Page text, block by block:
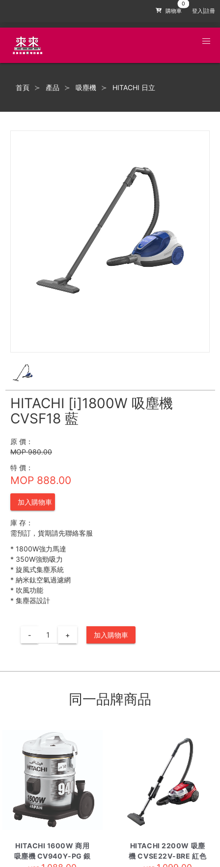
購物車 登入|註冊
首頁 產品 吸塵機 HITACHI 日立
HITACHI [i]1800W 吸塵機
CVSF18 藍
原 價：
MOP 980.00
特 價：
MOP 888.00
加入購物車
庫 存：
需預訂，貨期請先聯絡客服
* 1800W強力馬達
* 350W強勁吸力
* 旋風式集塵系統
* 納米鈦空氣過濾網
* 吹風功能
* 集塵器設計
- + 加入購物車
同一品牌商品
HITACHI 1600W 商用
吸塵機 CV940Y-PG 銀
HITACHI 2200W 吸塵
機 CVSE22V-BRE 紅色